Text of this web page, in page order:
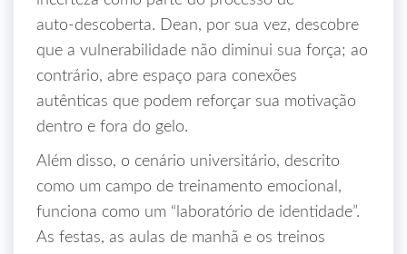
auto‑descoberta. Dean, por sua vez, descobre
que a vulnerabilidade não diminui sua força; ao
contrário, abre espaço para conexões
autênticas que podem reforçar sua motivação
dentro e fora do gelo.
Além disso, o cenário universitário, descrito
como um campo de treinamento emocional,
funciona como um “laboratório de identidade”.
As festas, as aulas de manhã e os treinos